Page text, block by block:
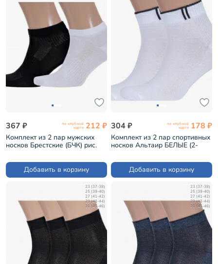
367 ₽ по клубной
карте 212 ₽
Комплект из 2 пар мужских
носков Брестские (БЧК) рис.
Добавить в корзину
304 ₽ по клубной
карте 178 ₽
Комплект из 2 пар спортивных
носков Альтаир БЕЛЫЕ (2-
Добавить в корзину
23 (37-38)
25 (39-40)
27 (41-42)
29 (43-44)
31 (45-46)
23 (37-38)
25 (39-40)
27 (41-42)
29 (43-44)
31 (45-46)